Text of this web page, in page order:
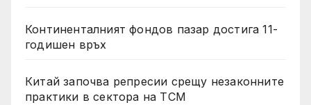
Континенталният фондов пазар достига 11-
годишен връх
Китай започва репресии срещу незаконните
практики в сектора на TCM